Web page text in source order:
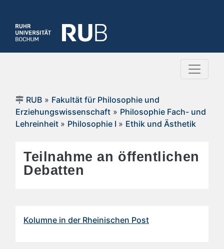
RUB » Fakultät für Philosophie und
Erziehungswissenschaft » Philosophie Fach- und
Lehreinheit » Philosophie I » Ethik und Ästhetik
Teilnahme an öffentlichen
Debatten
Kolumne in der Rheinischen Post